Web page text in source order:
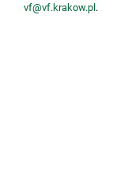
vf@vf.krakow.pl .